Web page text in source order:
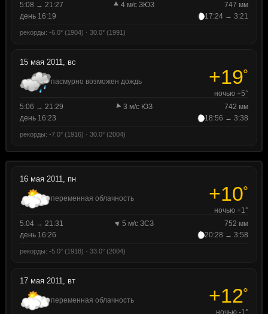
5:08 → 21:27
4 м/с ЗЮЗ
747 мм
день 16:19
17:24 → 3:21
рекорды: -6.0° (1904) · 30.0° (1991)
15 мая 2011, вс
пасмурно возможен дождь +19°
ночью +5°
5:06 → 21:29
3 м/с ЮЗ
742 мм
день 16:23
18:56 → 3:38
рекорды: -7.0° (1916) · 30.0° (2004)
16 мая 2011, пн
переменная облачность +10°
ночью +1°
5:04 → 21:31
5 м/с ЗСЗ
752 мм
день 16:26
20:28 → 3:58
рекорды: -5.0° (1918) · 33.0° (2004)
17 мая 2011, вт
переменная облачность +12°